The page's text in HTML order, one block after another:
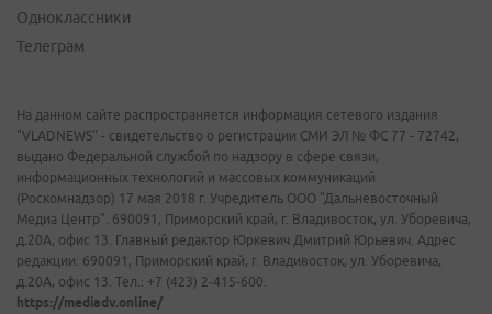
Одноклассники
Телеграм
На данном сайте распространяется информация сетевого издания
"VLADNEWS" - свидетельство о регистрации СМИ ЭЛ № ФС 77 - 72742,
выдано Федеральной службой по надзору в сфере связи,
информационных технологий и массовых коммуникаций
(Роскомнадзор) 17 мая 2018 г. Учредитель ООО "Дальневосточный
Медиа Центр". 690091, Приморский край, г. Владивосток, ул. Уборевича,
д.20А, офис 13. Главный редактор Юркевич Дмитрий Юрьевич. Адрес
редакции: 690091, Приморский край, г. Владивосток, ул. Уборевича,
д.20А, офис 13. Тел.: +7 (423) 2-415-600.
https://mediadv.online/